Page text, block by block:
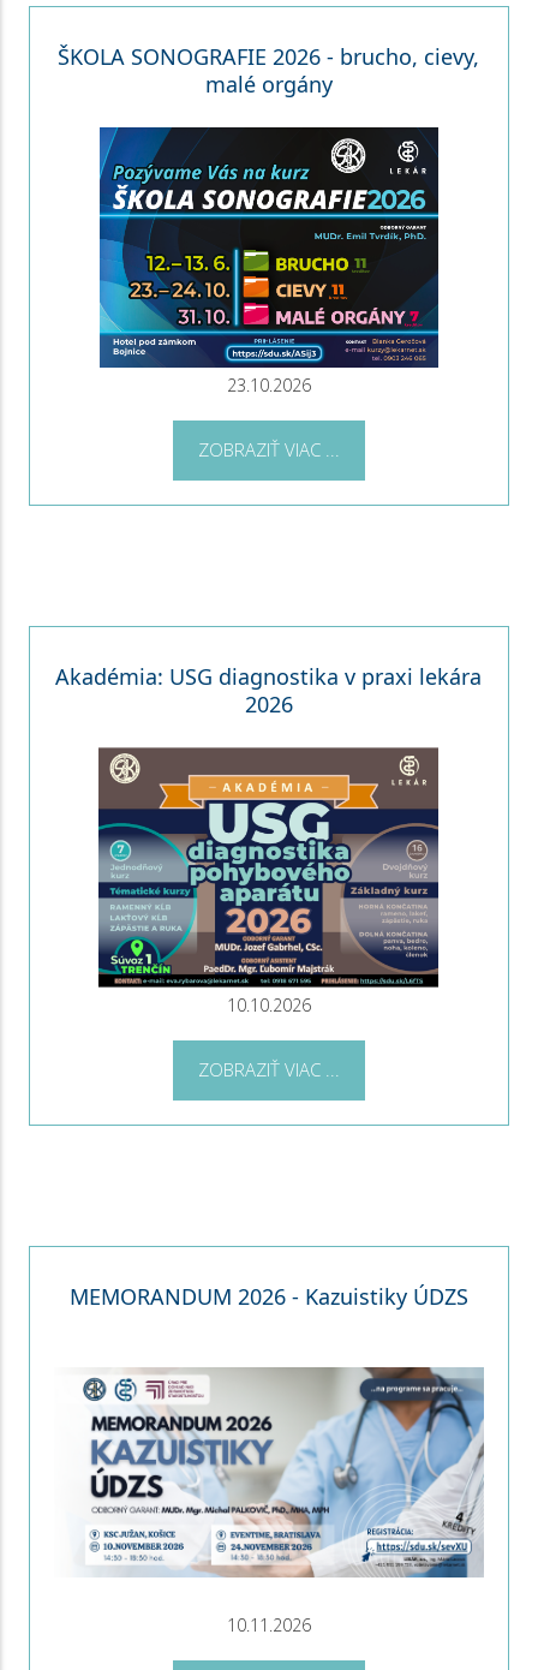
ŠKOLA SONOGRAFIE 2026 - brucho, cievy,
malé orgány
23.10.2026
ZOBRAZIŤ VIAC ...
Akadémia: USG diagnostika v praxi lekára
2026
10.10.2026
ZOBRAZIŤ VIAC ...
MEMORANDUM 2026 - Kazuistiky ÚDZS
10.11.2026